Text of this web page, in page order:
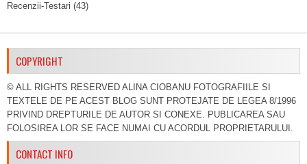
Recenzii-Testari (43)
COPYRIGHT
© ALL RIGHTS RESERVED ALINA CIOBANU FOTOGRAFIILE SI
TEXTELE DE PE ACEST BLOG SUNT PROTEJATE DE LEGEA 8/1996
PRIVIND DREPTURILE DE AUTOR SI CONEXE. PUBLICAREA SAU
FOLOSIREA LOR SE FACE NUMAI CU ACORDUL PROPRIETARULUI.
CONTACT INFO